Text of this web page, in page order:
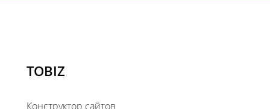
TOBIZ
Конструктор сайтов